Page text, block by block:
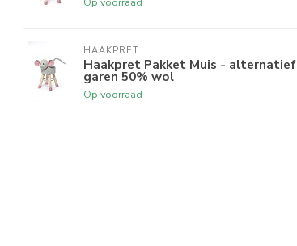
HAAKPRET
Haakpret Pakket Muis - alternatief
garen 50% wol
Op voorraad